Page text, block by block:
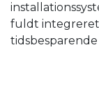
fuldt integreret